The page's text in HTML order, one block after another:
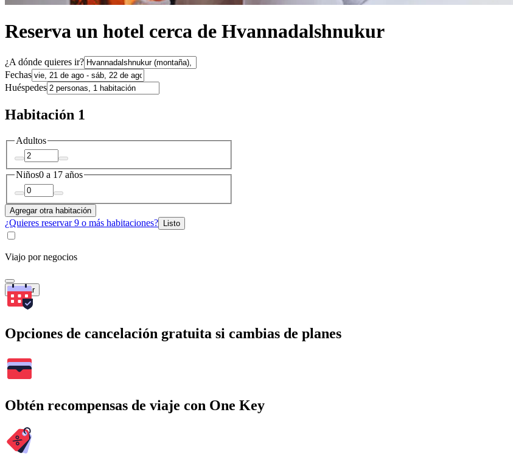
Reserva un hotel cerca de Hvannadalshnukur
¿A dónde quieres ir?
Fechas
Huéspedes
Habitación 1
Adultos
Niños0 a 17 años
Agregar otra habitación
¿Quieres reservar 9 o más habitaciones? Listo
Viajo por negocios
Buscar
Opciones de cancelación gratuita si cambias de planes
Obtén recompensas de viaje con One Key